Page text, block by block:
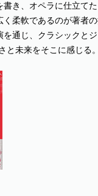
書き、オペラに仕立て
く柔軟であるのが著者
を通じ、クラシックと
と未来をそこに感じる。